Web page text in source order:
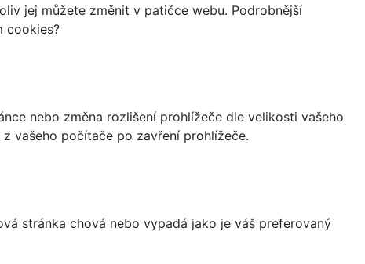
jej můžete změnit v patičce webu. Podrobnější
cookies?
nebo změna rozlišení prohlížeče dle velikosti vašeho
vašeho počítače po zavření prohlížeče.
stránka chová nebo vypadá jako je váš preferovaný